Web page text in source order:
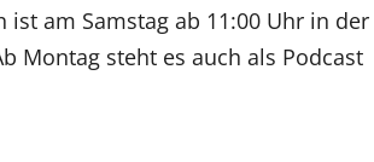
am Samstag ab 11:00 Uhr in der
Montag steht es auch als Podcast